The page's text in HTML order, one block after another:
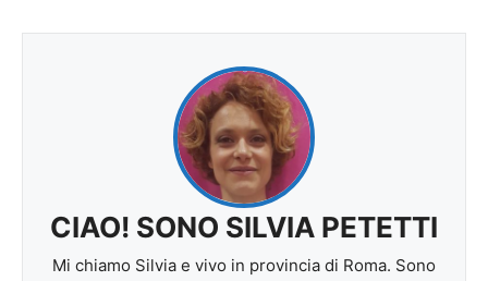
CIAO! SONO SILVIA PETETTI
Mi chiamo Silvia e vivo in provincia di Roma. Sono